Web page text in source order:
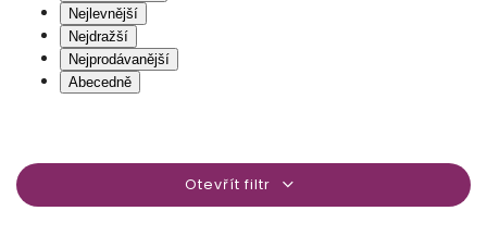
Nejlevnější
Nejdražší
Nejprodávanější
Abecedně
Otevřít filtr